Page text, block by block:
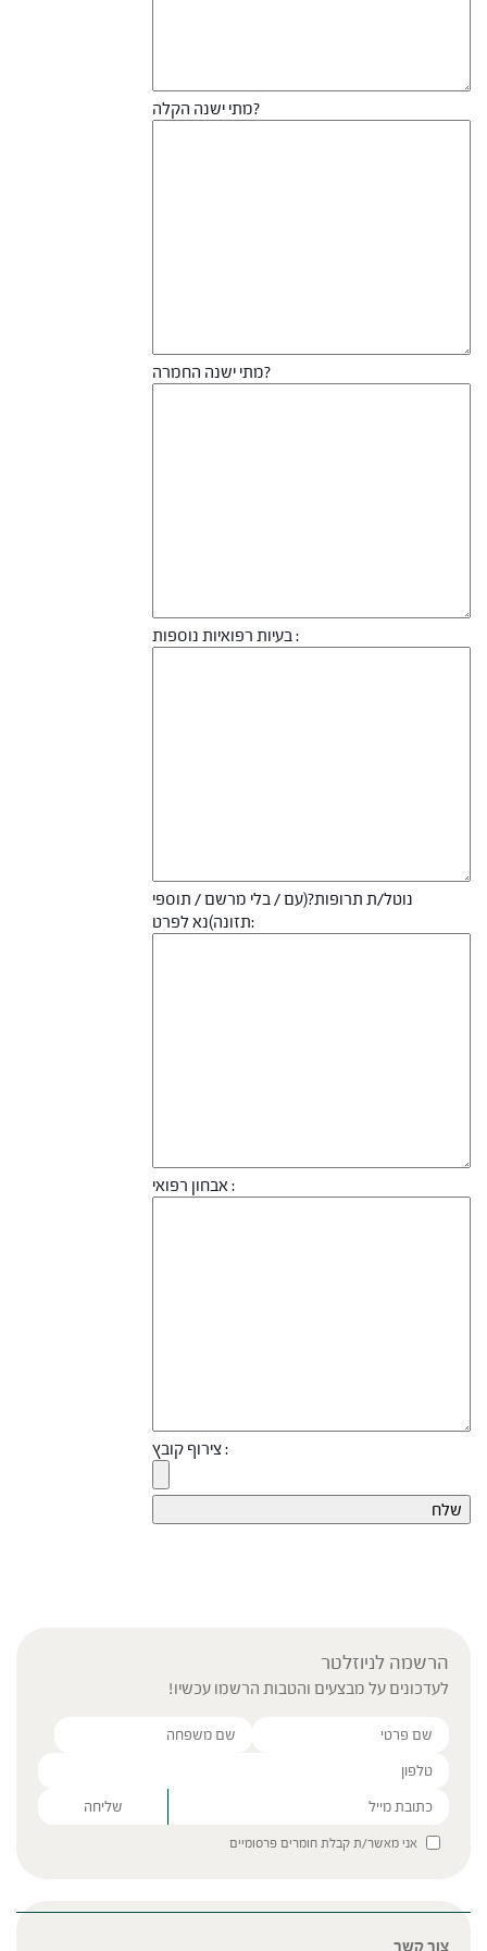
מתי ישנה הקלה?
מתי ישנה החמרה?
בעיות רפואיות נוספות :
נוטל/ת תרופות?(עם / בלי מרשם / תוספי
תזונה)נא לפרט:
אבחון רפואי :
צירוף קובץ :
הרשמה לניוזלטר
לעדכונים על מבצעים והטבות הרשמו עכשיו!
Please leave this field empty.
אני מאשר/ת קבלת חומרים פרסומיים
צור קשר